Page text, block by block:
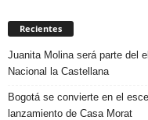
Recientes
Juanita Molina será parte del
Nacional la Castellana
Bogotá se convierte en el
lanzamiento de Casa Morat